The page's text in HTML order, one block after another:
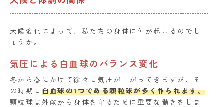
天候変化によって、私たちの身体に何が起こるのでし
ょうか。
気圧による白血球のバランス変化
冬から春にかけて徐々に気圧が上がってきますが、そ
の時期に 白血球の1つである顆粒球が多く作られます。
顆粒球は外敵から身体を守るために重要な働きをしま